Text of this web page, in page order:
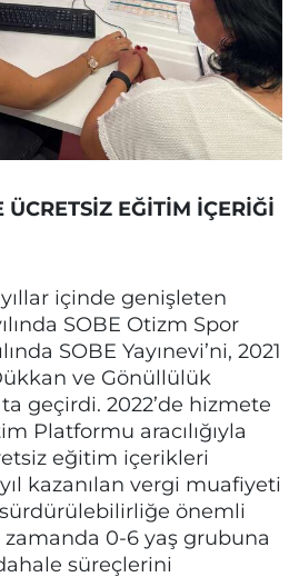
EĞİTİM İÇERİĞİ
içinde genişleten
SOBE Otizm Spor
SOBE Yayınevi’ni, 2021
ve Gönüllülük
geçirdi. 2022’de hizmete
Platformu aracılığıyla
eğitim içerikleri
yıl kazanılan vergi muafiyeti
önemli
zamanda 0-6 yaş grubuna
süreçlerini